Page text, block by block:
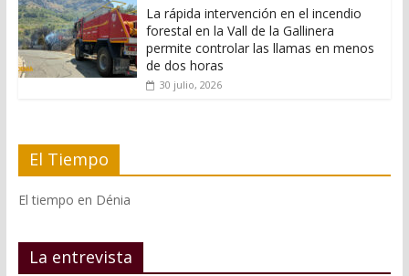
La rápida intervención en el incendio
forestal en la Vall de la Gallinera
permite controlar las llamas en menos
de dos horas
30 julio, 2026
El Tiempo
El tiempo en Dénia
La entrevista